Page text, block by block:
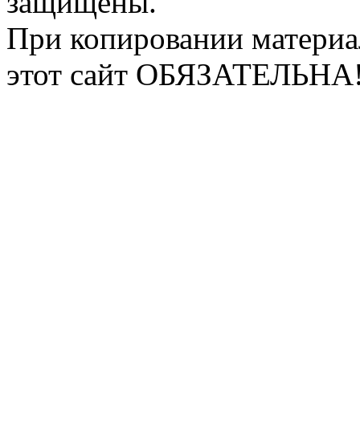
При копировании
этот сайт